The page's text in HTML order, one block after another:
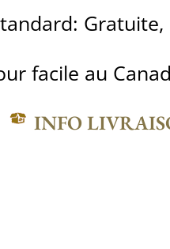
Gratuite,
facile au
INFO